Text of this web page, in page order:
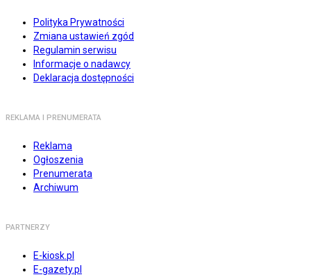
Polityka Prywatności
Zmiana ustawień zgód
Regulamin serwisu
Informacje o nadawcy
Deklaracja dostępności
REKLAMA I PRENUMERATA
Reklama
Ogłoszenia
Prenumerata
Archiwum
PARTNERZY
E-kiosk.pl
E-gazety.pl